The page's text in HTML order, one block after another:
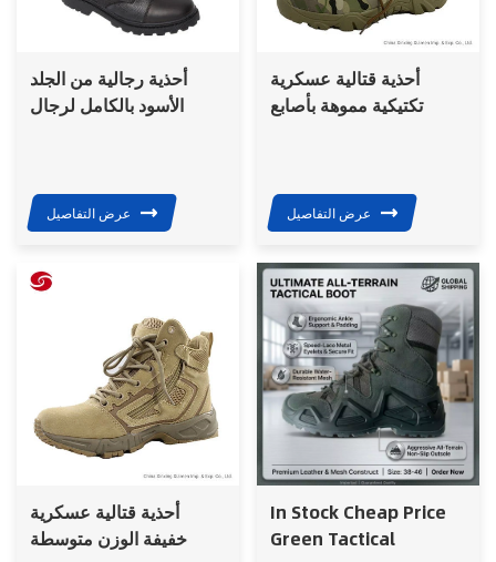
أحذية رجالية من الجلد
الأسود بالكامل لرجال
عرض التفاصيل
أحذية قتالية عسكرية
تكتيكية مموهة بأصابع
عرض التفاصيل
أحذية قتالية عسكرية
خفيفة الوزن متوسطة
In Stock Cheap Price
Green Tactical